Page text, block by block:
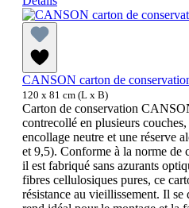
CANSON carton de
120 x 81 cm (L x B)
Carton de conservation
contrecollé en plusieurs
encollage neutre et une réserve
et 9,5). Conforme à la norme
il est fabriqué sans azurants
fibres cellulosiques pures, ce
résistance au vieillissement. Il se